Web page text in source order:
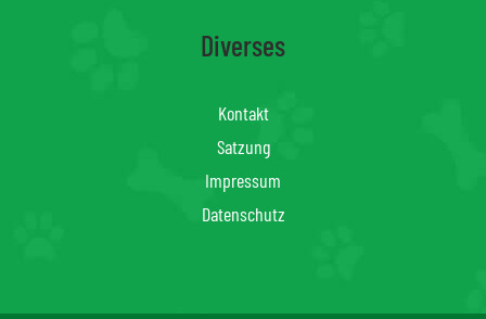
Diverses
Kontakt
Satzung
Impressum
Datenschutz